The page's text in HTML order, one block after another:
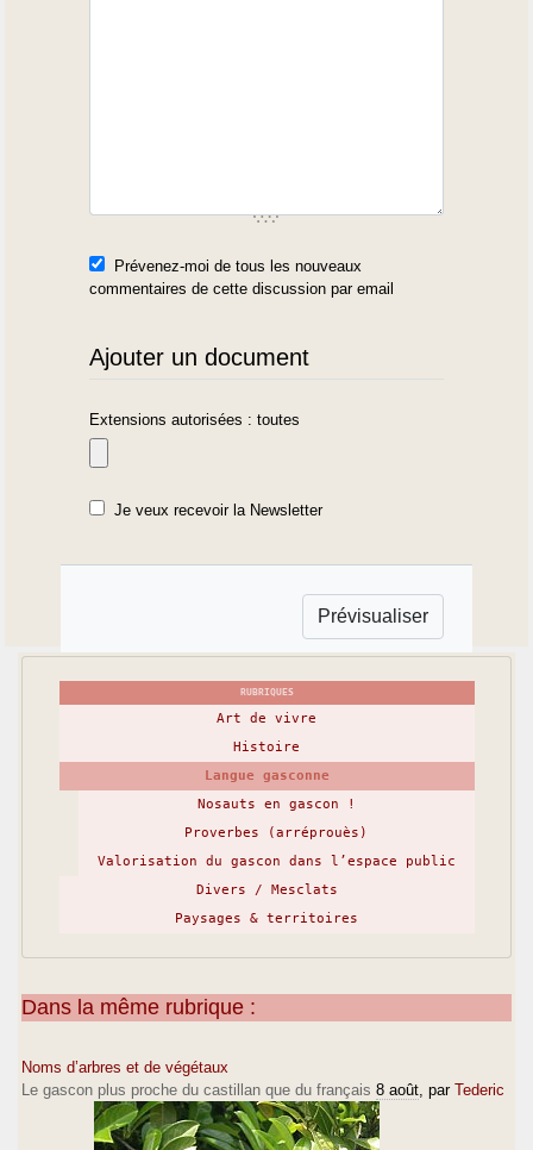
Prévenez-moi de tous les nouveaux
commentaires de cette discussion par email
Ajouter un document
Extensions autorisées : toutes
Je veux recevoir la Newsletter
RUBRIQUES
Art de vivre
Histoire
Langue gasconne
Nosauts en gascon !
Proverbes (arréprouès)
Valorisation du gascon dans l’espace public
Divers / Mesclats
Paysages & territoires
Dans la même rubrique :
Noms d’arbres et de végétaux
Le gascon plus proche du castillan que du français 8 août , par Tederic